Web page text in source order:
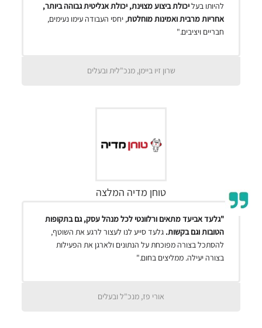
להיותו בעליכולת ביצוע מצוינת, יכולת אנליטית גבוהה ביותר,
אחריות מרבית ואמינות מוחלטת, יחסי העבודה עימו נעימים,
חבריים ויציבים."
שרון זיו ביימן, מנכ"לית ובעלים
טוחן מדיה המלצה
"גלעד אביעד מתאים ורלוונטי לכל מנהל עסק, גם בתקופות
הטובות וגם בקשות. גלעד סייע לנו לעצור לרגע את השוטף,
להסתכל בצורה מפוכחת על הנתונים ולארגן את הפעילות
בצורה יעילה. ממליצים בחום."
אורי פז, מנכ"ל ובעלים